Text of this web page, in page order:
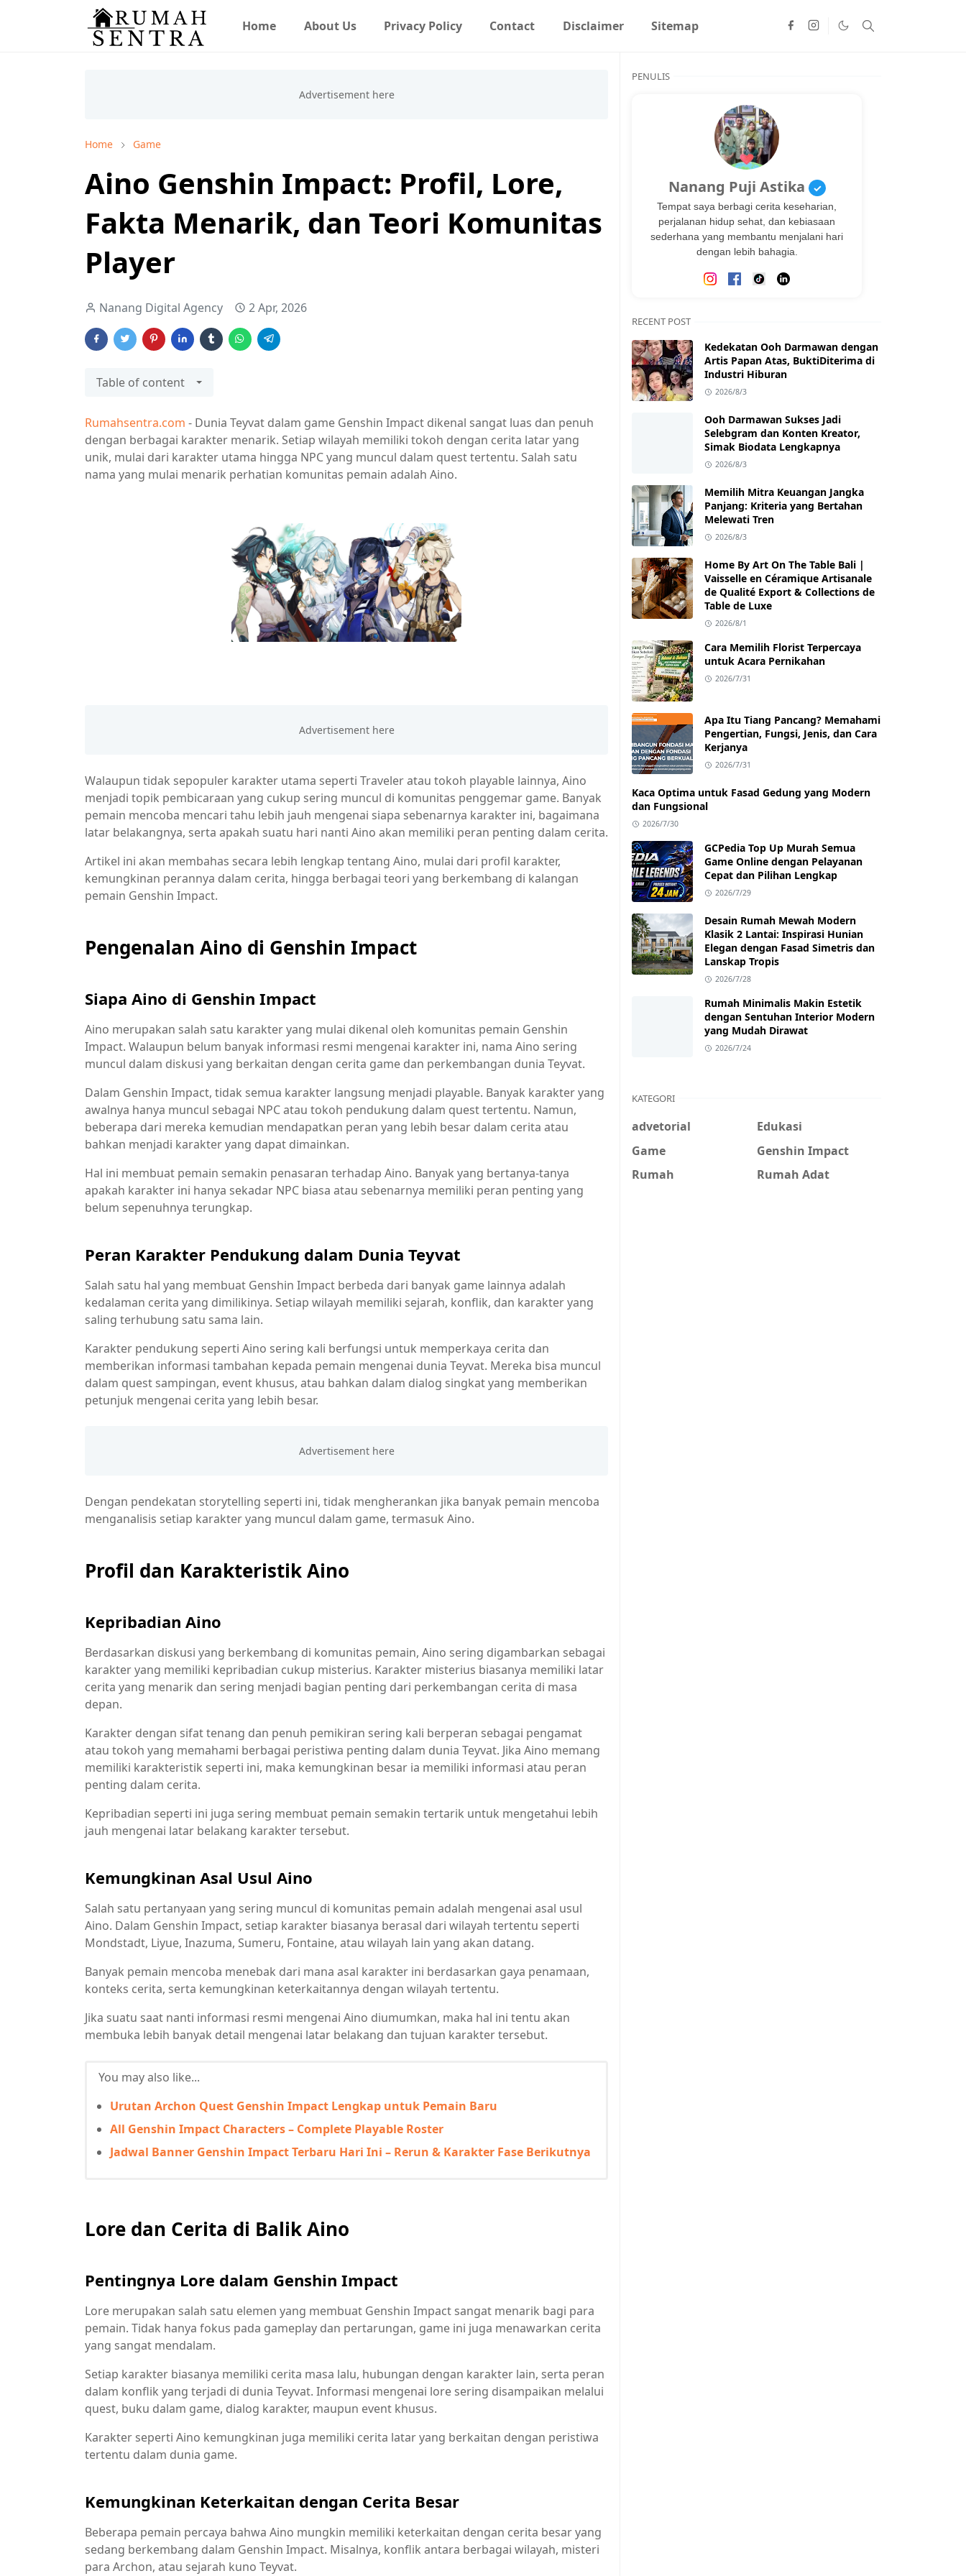
Home About Us Privacy Policy Contact Disclaimer Sitemap
Home Game
Aino Genshin Impact: Profil, Lore,
Fakta Menarik, dan Teori Komunitas
Player
Nanang Digital Agency 2 Apr, 2026
Table of content
Rumahsentra.com - Dunia Teyvat dalam game Genshin Impact dikenal sangat luas dan penuh
dengan berbagai karakter menarik. Setiap wilayah memiliki tokoh dengan cerita latar yang
unik, mulai dari karakter utama hingga NPC yang muncul dalam quest tertentu. Salah satu
nama yang mulai menarik perhatian komunitas pemain adalah Aino.
Walaupun tidak sepopuler karakter utama seperti Traveler atau tokoh playable lainnya, Aino
menjadi topik pembicaraan yang cukup sering muncul di komunitas penggemar game. Banyak
pemain mencoba mencari tahu lebih jauh mengenai siapa sebenarnya karakter ini, bagaimana
latar belakangnya, serta apakah suatu hari nanti Aino akan memiliki peran penting dalam cerita.
Artikel ini akan membahas secara lebih lengkap tentang Aino, mulai dari profil karakter,
kemungkinan perannya dalam cerita, hingga berbagai teori yang berkembang di kalangan
pemain Genshin Impact.
Pengenalan Aino di Genshin Impact
Siapa Aino di Genshin Impact
Aino merupakan salah satu karakter yang mulai dikenal oleh komunitas pemain Genshin
Impact. Walaupun belum banyak informasi resmi mengenai karakter ini, nama Aino sering
muncul dalam diskusi yang berkaitan dengan cerita game dan perkembangan dunia Teyvat.
Dalam Genshin Impact, tidak semua karakter langsung menjadi playable. Banyak karakter yang
awalnya hanya muncul sebagai NPC atau tokoh pendukung dalam quest tertentu. Namun,
beberapa dari mereka kemudian mendapatkan peran yang lebih besar dalam cerita atau
bahkan menjadi karakter yang dapat dimainkan.
Hal ini membuat pemain semakin penasaran terhadap Aino. Banyak yang bertanya-tanya
apakah karakter ini hanya sekadar NPC biasa atau sebenarnya memiliki peran penting yang
belum sepenuhnya terungkap.
Peran Karakter Pendukung dalam Dunia Teyvat
Salah satu hal yang membuat Genshin Impact berbeda dari banyak game lainnya adalah
kedalaman cerita yang dimilikinya. Setiap wilayah memiliki sejarah, konflik, dan karakter yang
saling terhubung satu sama lain.
Karakter pendukung seperti Aino sering kali berfungsi untuk memperkaya cerita dan
memberikan informasi tambahan kepada pemain mengenai dunia Teyvat. Mereka bisa muncul
dalam quest sampingan, event khusus, atau bahkan dalam dialog singkat yang memberikan
petunjuk mengenai cerita yang lebih besar.
Dengan pendekatan storytelling seperti ini, tidak mengherankan jika banyak pemain mencoba
menganalisis setiap karakter yang muncul dalam game, termasuk Aino.
Profil dan Karakteristik Aino
Kepribadian Aino
Berdasarkan diskusi yang berkembang di komunitas pemain, Aino sering digambarkan sebagai
karakter yang memiliki kepribadian cukup misterius. Karakter misterius biasanya memiliki latar
cerita yang menarik dan sering menjadi bagian penting dari perkembangan cerita di masa
depan.
Karakter dengan sifat tenang dan penuh pemikiran sering kali berperan sebagai pengamat
atau tokoh yang memahami berbagai peristiwa penting dalam dunia Teyvat. Jika Aino memang
memiliki karakteristik seperti ini, maka kemungkinan besar ia memiliki informasi atau peran
penting dalam cerita.
Kepribadian seperti ini juga sering membuat pemain semakin tertarik untuk mengetahui lebih
jauh mengenai latar belakang karakter tersebut.
Kemungkinan Asal Usul Aino
Salah satu pertanyaan yang sering muncul di komunitas pemain adalah mengenai asal usul
Aino. Dalam Genshin Impact, setiap karakter biasanya berasal dari wilayah tertentu seperti
Mondstadt, Liyue, Inazuma, Sumeru, Fontaine, atau wilayah lain yang akan datang.
Banyak pemain mencoba menebak dari mana asal karakter ini berdasarkan gaya penamaan,
konteks cerita, serta kemungkinan keterkaitannya dengan wilayah tertentu.
Jika suatu saat nanti informasi resmi mengenai Aino diumumkan, maka hal ini tentu akan
membuka lebih banyak detail mengenai latar belakang dan tujuan karakter tersebut.
You may also like...
Urutan Archon Quest Genshin Impact Lengkap untuk Pemain Baru
All Genshin Impact Characters – Complete Playable Roster
Jadwal Banner Genshin Impact Terbaru Hari Ini – Rerun & Karakter Fase Berikutnya
Lore dan Cerita di Balik Aino
Pentingnya Lore dalam Genshin Impact
Lore merupakan salah satu elemen yang membuat Genshin Impact sangat menarik bagi para
pemain. Tidak hanya fokus pada gameplay dan pertarungan, game ini juga menawarkan cerita
yang sangat mendalam.
Setiap karakter biasanya memiliki cerita masa lalu, hubungan dengan karakter lain, serta peran
dalam konflik yang terjadi di dunia Teyvat. Informasi mengenai lore sering disampaikan melalui
quest, buku dalam game, dialog karakter, maupun event khusus.
Karakter seperti Aino kemungkinan juga memiliki cerita latar yang berkaitan dengan peristiwa
tertentu dalam dunia game.
Kemungkinan Keterkaitan dengan Cerita Besar
Beberapa pemain percaya bahwa Aino mungkin memiliki keterkaitan dengan cerita besar yang
sedang berkembang dalam Genshin Impact. Misalnya, konflik antara berbagai wilayah, misteri
para Archon, atau sejarah kuno Teyvat.
PENULIS
Nanang Puji Astika ✓
Tempat saya berbagi cerita keseharian,
perjalanan hidup sehat, dan kebiasaan
sederhana yang membantu menjalani hari
dengan lebih bahagia.
RECENT POST
Kedekatan Ooh Darmawan dengan
Artis Papan Atas, BuktiDiterima di
Industri Hiburan
2026/8/3
Ooh Darmawan Sukses Jadi
Selebgram dan Konten Kreator,
Simak Biodata Lengkapnya
2026/8/3
Memilih Mitra Keuangan Jangka
Panjang: Kriteria yang Bertahan
Melewati Tren
2026/8/3
Home By Art On The Table Bali |
Vaisselle en Céramique Artisanale
de Qualité Export & Collections de
Table de Luxe
2026/8/1
Cara Memilih Florist Terpercaya
untuk Acara Pernikahan
2026/7/31
Apa Itu Tiang Pancang? Memahami
Pengertian, Fungsi, Jenis, dan Cara
Kerjanya
2026/7/31
Kaca Optima untuk Fasad Gedung yang Modern
dan Fungsional
2026/7/30
GCPedia Top Up Murah Semua
Game Online dengan Pelayanan
Cepat dan Pilihan Lengkap
2026/7/29
Desain Rumah Mewah Modern
Klasik 2 Lantai: Inspirasi Hunian
Elegan dengan Fasad Simetris dan
Lanskap Tropis
2026/7/28
Rumah Minimalis Makin Estetik
dengan Sentuhan Interior Modern
yang Mudah Dirawat
2026/7/24
KATEGORI
advetorial
Edukasi
Game
Genshin Impact
Rumah
Rumah Adat